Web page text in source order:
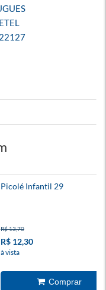
Picolé Infantil 29
R$ 13,70
R$ 12,30
à vista